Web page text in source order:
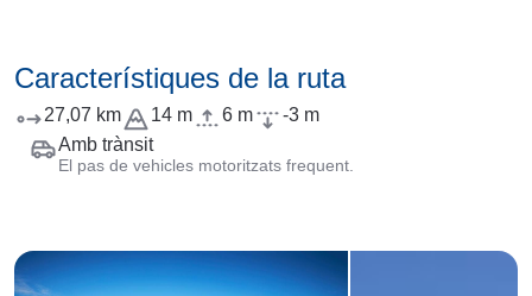
Característiques de la ruta
27,07 km 14 m 6 m
-3 m
Amb trànsit
El pas de vehicles motoritzats frequent.